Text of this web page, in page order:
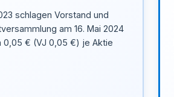
schlagen Vorstand und
am 16. Mai 2024
0,05 € (VJ 0,05 €) je Aktie